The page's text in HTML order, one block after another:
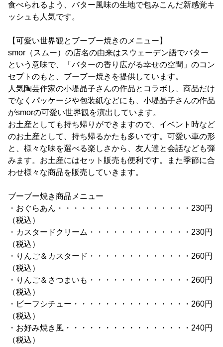
食べられるよう、バター風味の生地で包みこんだ新感覚キ
ッシュも人気です。
【可愛い世界観とブーブー焼きのメニュー】
smor（スムー）の店名の由来はスウェーデン語でバター
という意味で、「バターの香り広がる幸せの空間」のコン
セプトのもと、ブーブー焼きを提供しています。
人気陶芸作家の小堤晶子さんの作品とコラボし、商品だけ
でなくパッケージや包装紙などにも、小堤晶子さんの作品
がsmorの可愛い世界観を演出しています。
お土産としても持ち帰りができますので、イベント時など
のお土産として、持ち帰るかたも多いです。可愛い車の形
と、様々な味を選べる楽しさから、友人達と会話なども弾
みます。お土産にはセット販売も便利です。また季節に合
わせ様々な商品を販売していきます。
ブーブー焼き商品メニュー
・おぐらあん・・・・・・・・・・・・・・・・・230円
（税込）
・カスタードクリーム・・・・・・・・・・・・・230円
（税込）
・りんご＆カスタード・・・・・・・・・・・・・260円
（税込）
・りんご＆さつまいも・・・・・・・・・・・・・260円
（税込）
・ビーフシチュー・・・・・・・・・・・・・・・260円
（税込）
・お好み焼き風・・・・・・・・・・・・・・・・240円
（税込）